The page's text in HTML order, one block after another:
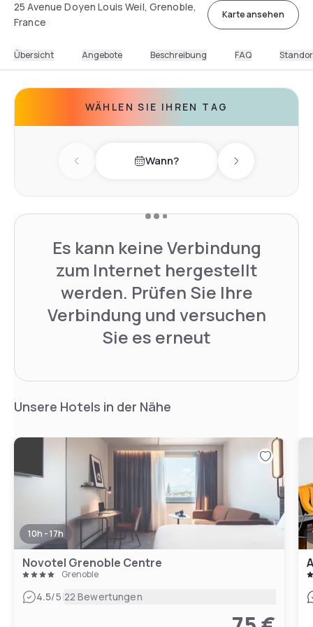
25 Avenue Doyen Louis Weil, Grenoble,
France
Karte ansehen
Übersicht Angebote Beschreibung FAQ
WÄHLEN SIE IHREN TAG
Previous day Wann? Next day
Es kann keine Verbindung
zum Internet hergestellt
werden. Prüfen Sie Ihre
Verbindung und versuchen
Sie es erneut
Unsere Hotels in der Nähe
10h - 17h
Novotel Grenoble Centre
Grenoble
4.5/5|22 Bewertungen